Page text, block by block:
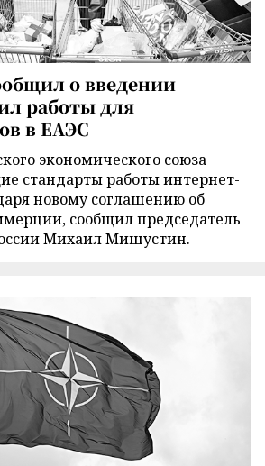
о введении
работы для
в ЕАЭС
экономического союза
стандарты работы интернет-
новому соглашению об
сообщил председатель
Михаил Мишустин.